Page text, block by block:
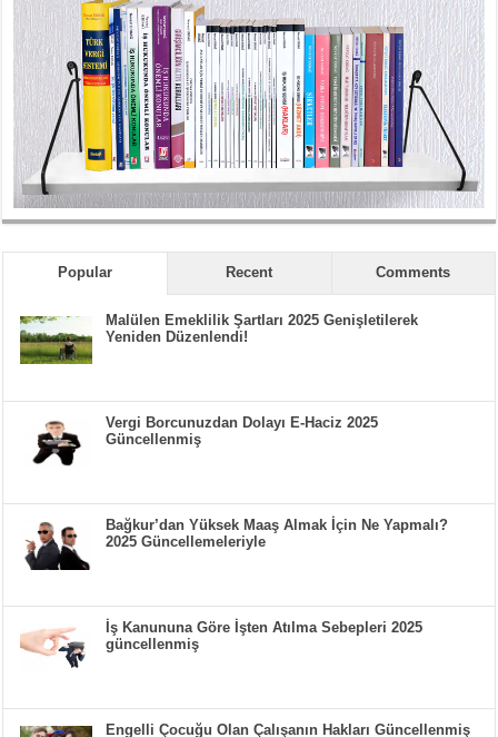
Popular Recent Comments
Malülen Emeklilik Şartları 2025 Genişletilerek
Yeniden Düzenlendi!
Vergi Borcunuzdan Dolayı E-Haciz 2025
Güncellenmiş
Bağkur’dan Yüksek Maaş Almak İçin Ne Yapmalı?
2025 Güncellemeleriyle
İş Kanununa Göre İşten Atılma Sebepleri 2025
güncellenmiş
Engelli Çocuğu Olan Çalışanın Hakları Güncellenmiş